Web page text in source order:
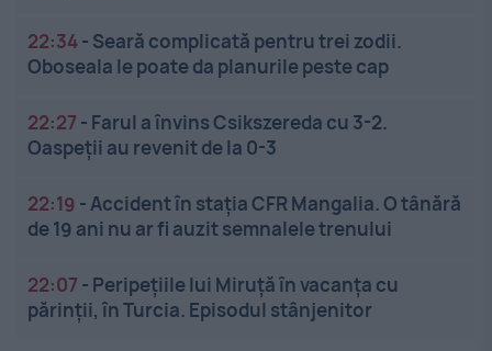
22:34- Seară complicată pentru trei zodii.
Oboseala le poate da planurile peste cap
22:27 - Farul a învins Csikszereda cu 3-2.
Oaspeții au revenit de la 0-3
22:19 -Accident în stația CFR Mangalia. O tânără
de 19 ani nu ar fi auzit semnalele trenului
22:07 - Peripețiile lui Miruță în vacanța cu
părinții, în Turcia. Episodul stânjenitor